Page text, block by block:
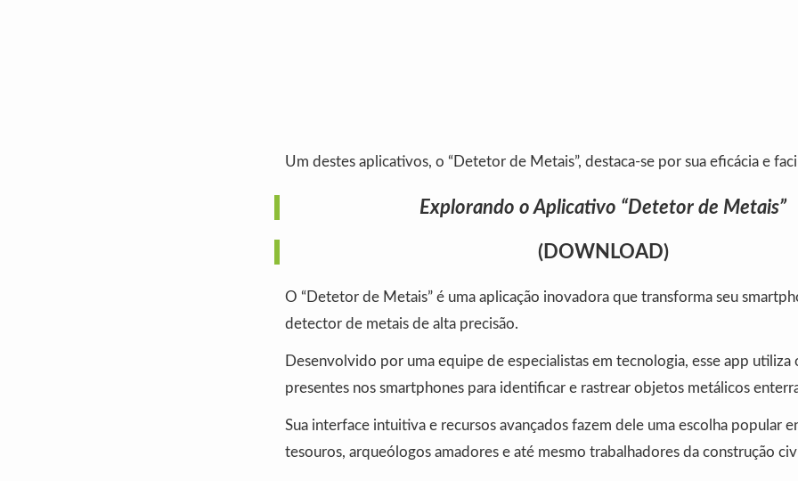
Um destes aplicativos, o “Detetor de Metais”, destaca-se por sua eficácia e
Explorando o Aplicativo “Detetor de Metais”
(DOWNLOAD)
O “Detetor de Metais” é uma aplicação inovadora que transforma seu
detector de metais de alta precisão.
Desenvolvido por uma equipe de especialistas em tecnologia, esse app utiliza
presentes nos smartphones para identificar e rastrear objetos metálicos
Sua interface intuitiva e recursos avançados fazem dele uma escolha popular
tesouros, arqueólogos amadores e até mesmo trabalhadores da construção